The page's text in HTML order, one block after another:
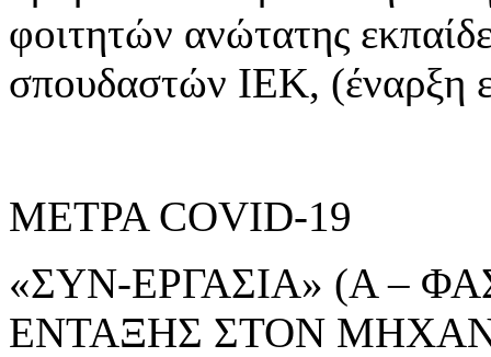
φοιτητών ανώτατης
σπουδαστών ΙΕΚ, (έναρξη
ΜΕΤΡΑ COVID-19
«ΣΥΝ-ΕΡΓΑΣΙΑ» (Α –
ΕΝΤΑΞΗΣ ΣΤΟΝ